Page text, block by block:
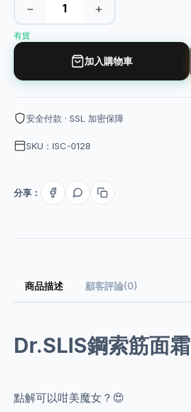
− +
有貨
加入購物車
安全付款 · SSL 加密保障
SKU：ISC-0128
分享：
商品描述 顧客評論(0)
Dr.SLIS鋼索筋面霜
點解可以咁美魔女？😍